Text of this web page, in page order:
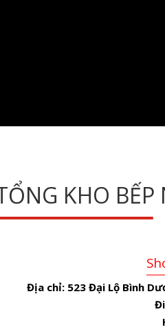
KHO BẾP
Địa chỉ: 523 Đại Lộ Bình